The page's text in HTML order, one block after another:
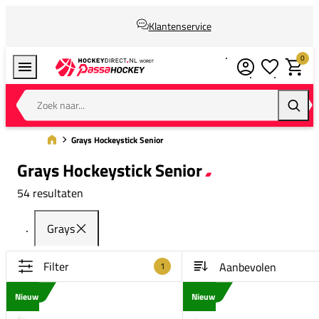
Klantenservice
Zoek naar...
0
Grays Hockeystick Senior
Grays Hockeystick Senior
54 resultaten
Grays
Filter 1
Nieuw Nieuw